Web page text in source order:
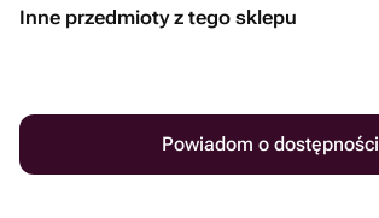
Inne przedmioty z tego sklepu
Powiadom o dostępności